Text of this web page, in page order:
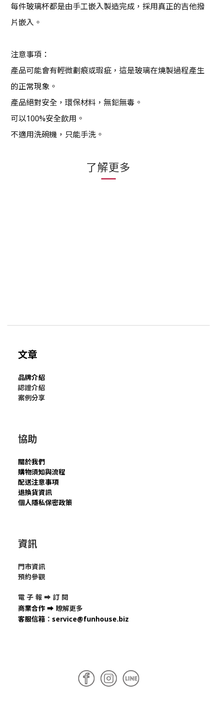
每件玻璃杯都是由手工嵌入製造完成， 採用真正的吉他撥
片嵌入 。
注意事項：
產品可能會有輕微劃痕或瑕疵，這是玻璃在燒製過程產生
的正常現象。
產品絕對安全，環保材料，無鉛無毒。
可以100%安全飲用。
不適用洗碗機，只能手洗。
了解更多
文章
品牌介紹
認證介紹
案例分享
協助
關於我們
購物須知與流程
配送注意事項
退換貨資訊
個人隱私保密政策
資訊
門市資訊
預約參觀
電 子 報 ➡ 訂 閱
商業合作 ➡ 瞭解更多
客服信箱 ： service@funhouse.biz